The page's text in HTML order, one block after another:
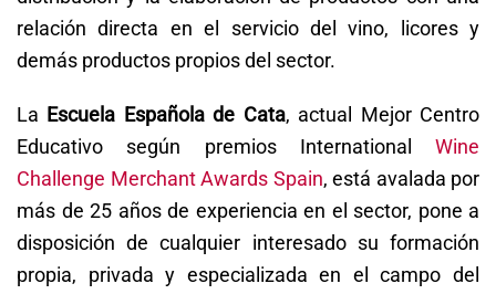
relación directa en el servicio del vino, licores y
demás productos propios del sector.
La Escuela Española de Cata, actual Mejor Centro
Educativo según premios International Wine
Challenge Merchant Awards Spain, está avalada por
más de 25 años de experiencia en el sector, pone a
disposición de cualquier interesado su formación
propia, privada y especializada en el campo del